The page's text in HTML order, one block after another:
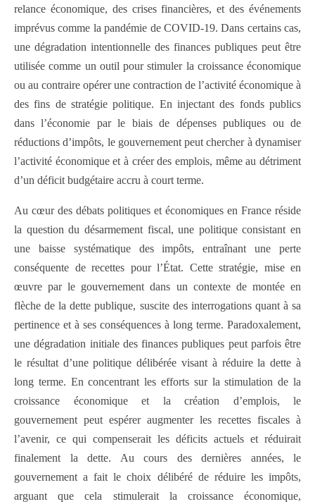
relance économique, des crises financières, et des événements
imprévus comme la pandémie de COVID-19. Dans certains cas,
une dégradation intentionnelle des finances publiques peut être
utilisée comme un outil pour stimuler la croissance économique
ou au contraire opérer une contraction de l’activité économique à
des fins de stratégie politique. En injectant des fonds publics
dans l’économie par le biais de dépenses publiques ou de
réductions d’impôts, le gouvernement peut chercher à dynamiser
l’activité économique et à créer des emplois, même au détriment
d’un déficit budgétaire accru à court terme.
Au cœur des débats politiques et économiques en France réside
la question du désarmement fiscal, une politique consistant en
une baisse systématique des impôts, entraînant une perte
conséquente de recettes pour l’État. Cette stratégie, mise en
œuvre par le gouvernement dans un contexte de montée en
flèche de la dette publique, suscite des interrogations quant à sa
pertinence et à ses conséquences à long terme. Paradoxalement,
une dégradation initiale des finances publiques peut parfois être
le résultat d’une politique délibérée visant à réduire la dette à
long terme. En concentrant les efforts sur la stimulation de la
croissance économique et la création d’emplois, le
gouvernement peut espérer augmenter les recettes fiscales à
l’avenir, ce qui compenserait les déficits actuels et réduirait
finalement la dette. Au cours des dernières années, le
gouvernement a fait le choix délibéré de réduire les impôts,
arguant que cela stimulerait la croissance économique,